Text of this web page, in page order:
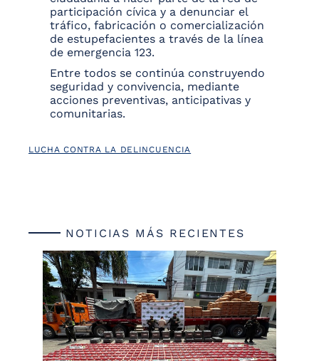
participación cívica y a denunciar el
tráfico, fabricación o comercialización
de estupefacientes a través de la línea
de emergencia 123.
Entre todos se continúa construyendo
seguridad y convivencia, mediante
acciones preventivas, anticipativas y
comunitarias.
LUCHA CONTRA LA DELINCUENCIA
NOTICIAS MÁS RECIENTES